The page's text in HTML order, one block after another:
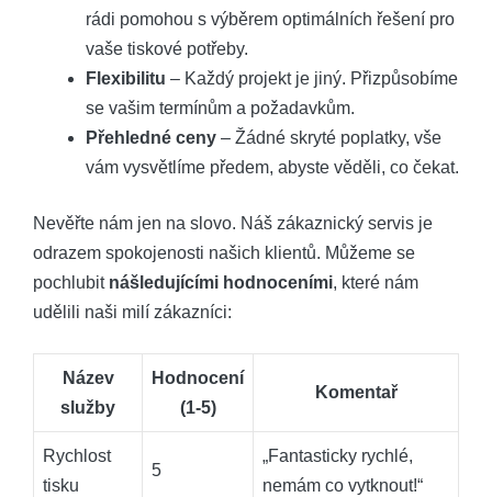
rádi pomohou s výběrem optimálních řešení pro
vaše tiskové potřeby.
Flexibilitu – Každý projekt je jiný. Přizpůsobíme
se vašim termínům a požadavkům.
Přehledné ceny – Žádné skryté poplatky, vše
vám vysvětlíme předem, abyste věděli, co čekat.
Nevěřte nám jen na slovo. Náš zákaznický servis je
odrazem spokojenosti našich klientů. Můžeme se
pochlubit nášledujícími hodnoceními, které nám
udělili naši milí zákazníci:
Název
služby
Hodnocení
(1-5)
Komentař
Rychlost
tisku
5
„Fantasticky rychlé,
nemám co vytknout!“